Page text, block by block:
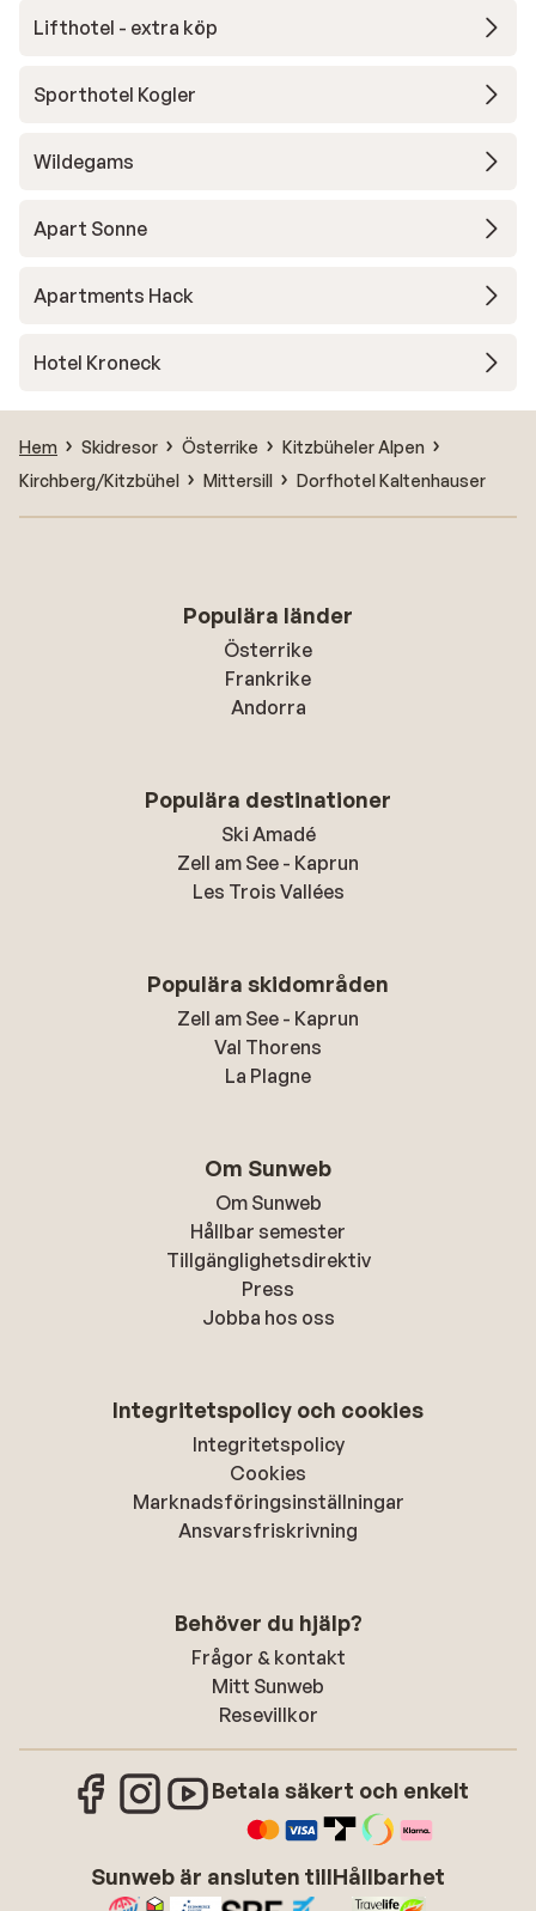
Lifthotel - extra köp
Sporthotel Kogler
Wildegams
Apart Sonne
Apartments Hack
Hotel Kroneck
Hem Skidresor Österrike
Kitzbüheler Alpen
Kirchberg/Kitzbühel
Mittersill Dorfhotel Kaltenhauser
Populära länder
Österrike
Frankrike
Andorra
Populära destinationer
Ski Amadé
Zell am See - Kaprun
Les Trois Vallées
Populära skidområden
Zell am See - Kaprun
Val Thorens
La Plagne
Om Sunweb
Om Sunweb
Hållbar semester
Tillgänglighetsdirektiv
Press
Jobba hos oss
Integritetspolicy och cookies
Integritetspolicy
Cookies
Marknadsföringsinställningar
Ansvarsfriskrivning
Behöver du hjälp?
Frågor & kontakt
Mitt Sunweb
Resevillkor
Betala säkert och enkelt
Sunweb är ansluten tillHållbarhet